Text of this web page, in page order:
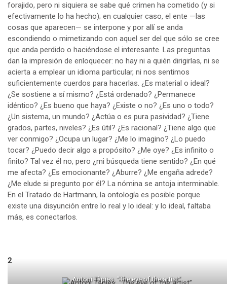
forajido, pero ni siquiera se sabe qué crimen ha cometido (y si
efectivamente lo ha hecho); en cualquier caso, el ente —las
cosas que aparecen— se interpone y por allí se anda
escondiendo o mimetizando con aquel ser del que sólo se cree
que anda perdido o haciéndose el interesante. Las preguntas
dan la impresión de enloquecer: no hay ni a quién dirigirlas, ni se
acierta a emplear un idioma particular, ni nos sentimos
suficientemente cuerdos para hacerlas. ¿Es material o ideal?
¿Se sostiene a sí mismo? ¿Está ordenado? ¿Permanece
idéntico? ¿Es bueno que haya? ¿Existe o no? ¿Es uno o todo?
¿Un sistema, un mundo? ¿Actúa o es pura pasividad? ¿Tiene
grados, partes, niveles? ¿Es útil? ¿Es racional? ¿Tiene algo que
ver conmigo? ¿Ocupa un lugar? ¿Me lo imagino? ¿Lo puedo
tocar? ¿Puedo decir algo a propósito? ¿Me oye? ¿Es infinito o
finito? Tal vez él no, pero ¿mi búsqueda tiene sentido? ¿En qué
me afecta? ¿Es emocionante? ¿Aburre? ¿Me engaña adrede?
¿Me elude si pregunto por él? La nómina se antoja interminable.
En el Tratado de Hartmann, la ontología es posible porque
existe una disyunción entre lo real y lo ideal: y lo ideal, faltaba
más, es conectarlos.
2
Antoni Tàpies, “The eye of the artist”